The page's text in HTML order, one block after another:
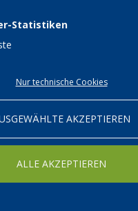
ORTSGRUPPEN
in den KVW Ortsgruppen
Statistiken
Nur technische Cookies
AKZEPTIEREN
ALLE AKZEPTIEREN